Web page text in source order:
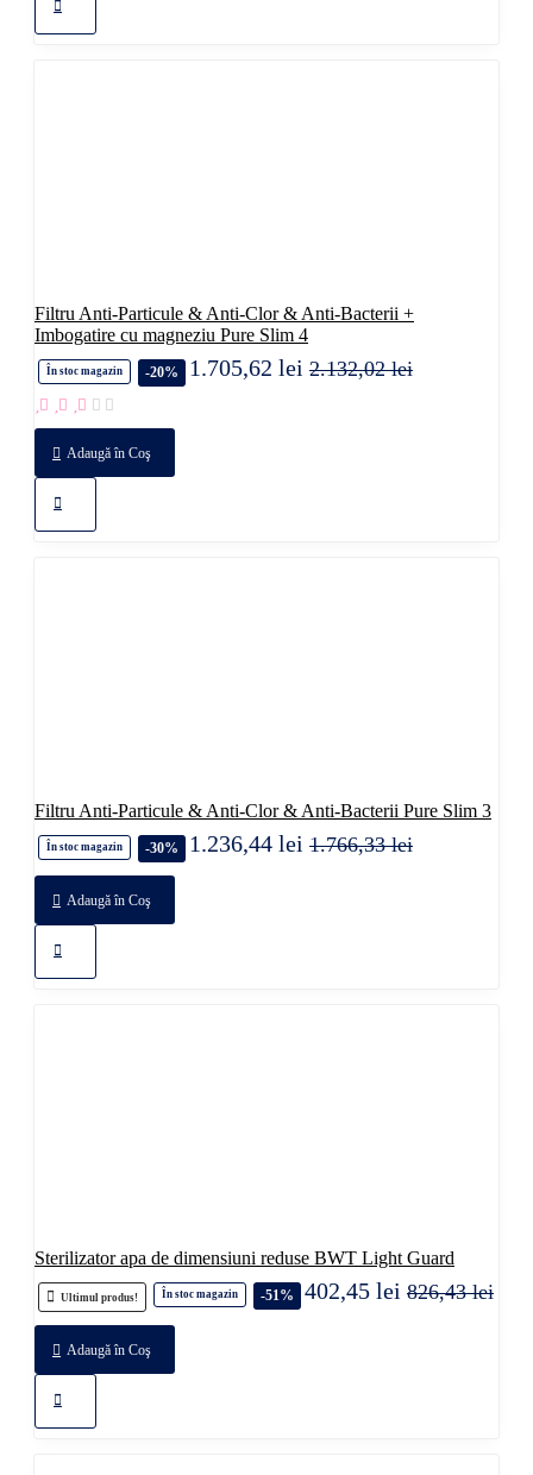
Filtru Anti-Particule & Anti-Clor & Anti-Bacterii +
Imbogatire cu magneziu Pure Slim 4
În stoc magazin -20% 1.705,62 lei 2.132,02 lei
Adaugă în Coş
Filtru Anti-Particule & Anti-Clor & Anti-Bacterii Pure Slim 3
În stoc magazin -30% 1.236,44 lei 1.766,33 lei
Adaugă în Coş
Sterilizator apa de dimensiuni reduse BWT Light Guard
Ultimul produs! În stoc magazin -51% 402,45 lei 826,43 lei
Adaugă în Coş